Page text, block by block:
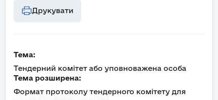
Друкувати
Тема:
Тендерний комітет або уповноважена особа
Тема розширена:
Формат протоколу тендерного комітету для